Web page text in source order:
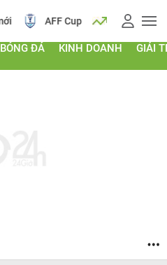
AFF Cup Giá vàng
BÓNG ĐÁ KINH DOANH GIẢI